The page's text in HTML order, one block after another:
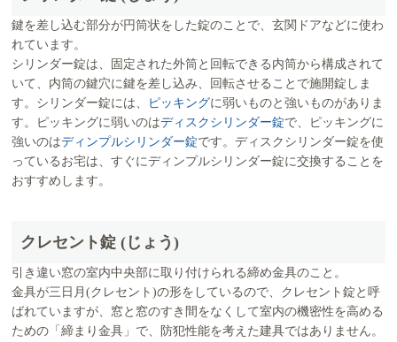
鍵を差し込む部分が円筒状をした錠のことで、玄関ドアなどに使わ
れています。
シリンダー錠は、固定された外筒と回転できる内筒から構成されて
いて、内筒の鍵穴に鍵を差し込み、回転させることで施開錠しま
す。シリンダー錠には、
ピッキングに弱いものと強いものがありま
す。ピッキングに弱いのはディスクシリンダー錠で、ピッキングに
強いのはディンプルシリンダー錠です。ディスクシリンダー錠を使
っているお宅は、すぐにディンプルシリンダー錠に交換することを
おすすめします。
クレセント錠 (じょう)
引き違い窓の室内中央部に取り付けられる締め金具のこと。
金具が三日月(クレセント)の形をしているので、クレセント錠と呼
ばれていますが、窓と窓のすき間をなくして室内の機密性を高める
ための「締まり金具」で、防犯性能を考えた建具ではありません。